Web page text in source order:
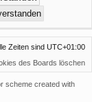
Zeiten sind UTC+01:00
des Boards löschen
scheme created with